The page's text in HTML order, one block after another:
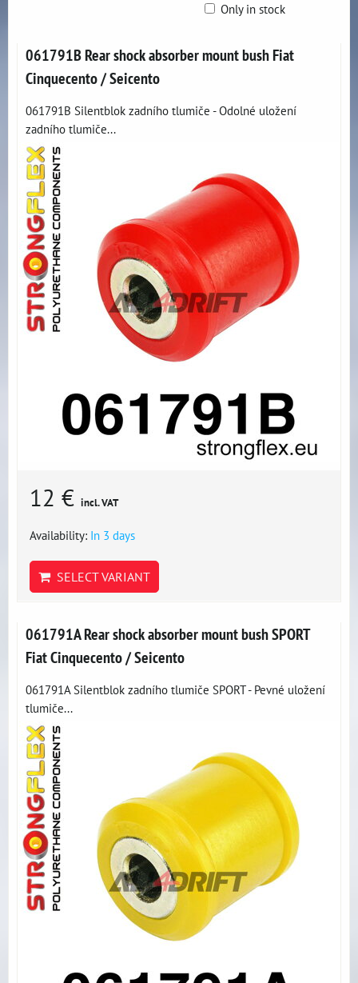
Only in stock
061791B Rear shock absorber mount bush Fiat
Cinquecento / Seicento
061791B Silentblok zadního tlumiče - Odolné uložení
zadního tlumiče...
12 € incl. VAT
Availability: In 3 days
SELECT VARIANT
061791A Rear shock absorber mount bush SPORT
Fiat Cinquecento / Seicento
061791A Silentblok zadního tlumiče SPORT - Pevné uložení
tlumiče...